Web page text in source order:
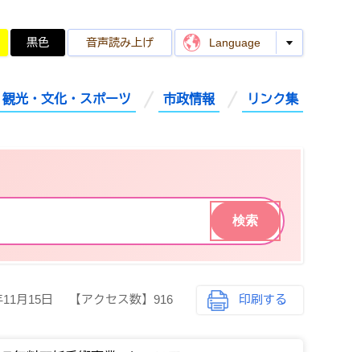
黒色 音声読み上げ Language
観光・文化・スポーツ 市政情報 リンク集
11月15日 【アクセス数】 916 印刷する